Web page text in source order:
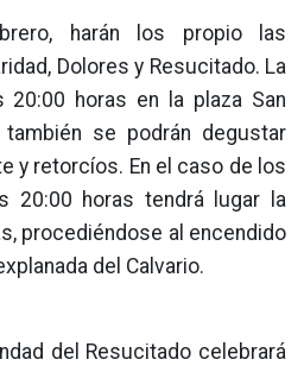
harán los propio las
Dolores y Resucitado. La
horas en la plaza San
se podrán degustar
y retorcíos. En el caso de los
20:00 horas tendrá lugar la
procediéndose al encendido
del Calvario.
del Resucitado celebrará